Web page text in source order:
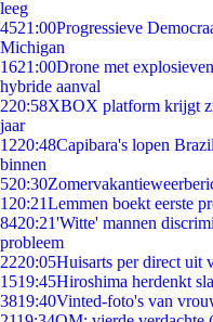
leeg
4521:00Progressieve
Michigan
1621:00Drone met
hybride aanval
220:58XBOX platform krijgt
jaar
1220:48Capibara's lopen
binnen
520:30
1 20:21Lemmen boekt eerste
8420:21'Witte' mannen
probleem
2220:05Huisarts per direct uit
1519:45Hiroshima herdenkt
3819:40Vinted-foto's van